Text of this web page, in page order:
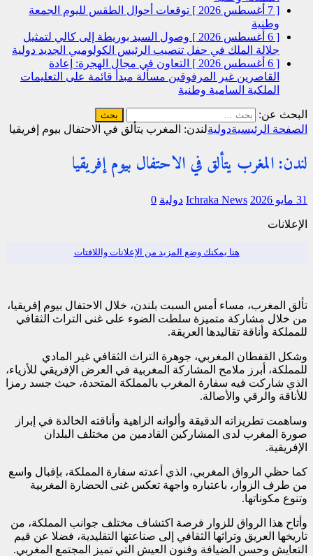
[ 7 أغسطس 2026 ]
توقعات أحوال الطقس لليوم الجمعة
وطنية
[ 6 أغسطس 2026 ]
وصول السيد بوريطة إلى كالي لتمثيل
جلالة الملك في حفل تنصيب الرئيس الكولومبي الجديد دولية
[ 6 أغسطس 2026 ]
التعاون في مجال الهجرة: إعادة
القاصرين غير المرفوقين مسألة مبدأ قائمة على التعليمات
الملكية السامية وطنية
البحث عن:
الصفحة الرئيسيةدوليةلندن: المغرب يتألق في الاحتفال بيوم إفريقيا
لندن: المغرب يتألق في الاحتفال بيوم إفريقيا
31 مايو 2026 Ichraka News دولية 0
الإعلانات
هنا يمكنك وضع المزيد من الإعلانات واللافتات
تألق المغرب، مساء أمس السبت بلندن، خلال الاحتفال بيوم إفريقيا،
من خلال مشاركة متميزة سلطت الضوء على غنى التراث الثقافي
للمملكة وأناقة تقاليدها العريقة.
وشكل القفطان المغربي، جوهرة التراث الثقافي غير المادي
للمملكة، أبرز ملامح المشاركة المغربية في العرض الإفريقي للأزياء،
الذي شاركت فيه سفارة المغرب بالمملكة المتحدة، حيث جسد رمزا
للأناقة والرقي والأصالة.
وساهمت تطريزاته الدقيقة وألوانه الزاهية وأناقته الخالدة في إبراز
صورة المغرب لدى المشاركين القادمين من مختلف البلدان
الإفريقية.
كما حظي الرواق المغربي، الذي أعدته سفارة المملكة، بإقبال واسع
من طرف الزوار، باعتباره واجهة تعكس غنى الحضارة المغربية
وتنوع مكوناتها.
وأتاح هذا الرواق للزوار فرصة اكتشاف مختلف جوانب المملكة، من
تاريخها العريق وتراثها الثقافي إلى صناعتها التقليدية، فضلا عن قيم
التعايش وحسن الضيافة وفنون العيش التي تميز المجتمع المغربي.